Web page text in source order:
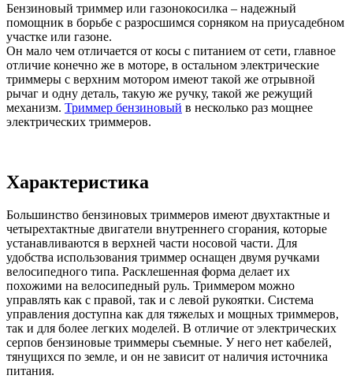
Бензиновый триммер или газонокосилка – надежный
помощник в борьбе с разросшимся сорняком на приусадебном
участке или газоне.
Он мало чем отличается от косы с питанием от сети, главное
отличие конечно же в моторе, в остальном электрические
триммеры с верхним мотором имеют такой же отрывной
рычаг и одну деталь, такую же ручку, такой же режущий
механизм. Триммер бензиновый в несколько раз мощнее
электрических триммеров.
Характеристика
Большинство бензиновых триммеров имеют двухтактные и
четырехтактные двигатели внутреннего сгорания, которые
устанавливаются в верхней части носовой части. Для
удобства использования триммер оснащен двумя ручками
велосипедного типа. Расклешенная форма делает их
похожими на велосипедный руль. Триммером можно
управлять как с правой, так и с левой рукоятки. Система
управления доступна как для тяжелых и мощных триммеров,
так и для более легких моделей. В отличие от электрических
серпов бензиновые триммеры съемные. У него нет кабелей,
тянущихся по земле, и он не зависит от наличия источника
питания.